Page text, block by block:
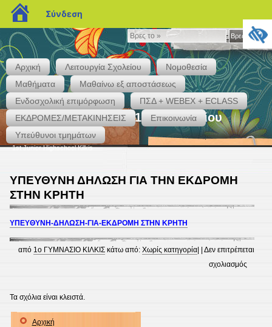
Βρες
το
»
Βρες το »
Αρχική Λειτουργία Σχολείου
Νομοθεσία
Μαθήματα
Μαθαίνω εξ αποστάσεως
Ενδοσχολική επιμόρφωση
ΠΣΔ + WEBEX + ECLASS
ΕΚΔΡΟΜΕΣ/ΜΕΤΑΚΙΝΗΣΕΙΣ
Επικοινωνία
Υπεύθυνοι τμημάτων
Το επίσημο blog του 1ου Γυμνασίου
Κιλκίς
1st Junior Highschool Kilkis
ΥΠΕΥΘΥΝΗ ΔΗΛΩΣΗ ΓΙΑ ΤΗΝ ΕΚΔΡΟΜΗ
ΣΤΗΝ ΚΡΗΤΗ
ΥΠΕΥΘΥΝΗ-ΔΗΛΩΣΗ-ΓΙΑ-ΕΚΔΡΟΜΗ ΣΤΗΝ ΚΡΗΤΗ
από 1ο ΓΥΜΝΑΣΙΟ ΚΙΛΚΙΣ κάτω από:Χωρίς κατηγορία | |Δεν επιτρέπεται
σχολιασμός
Τα σχόλια είναι κλειστά.
Αρχική
blogs.sch.gr
Σύνδεση